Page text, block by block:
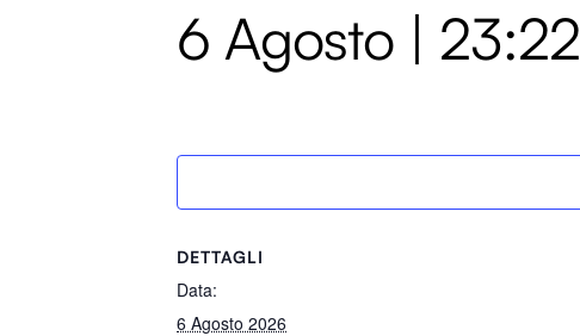
6 Agosto | 23:22
DETTAGLI
Data:
6 Agosto 2026